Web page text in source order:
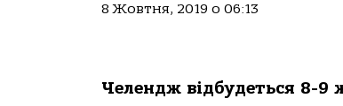
8 Жовтня, 2019 о 06:13
Челендж відбудеться 8-9